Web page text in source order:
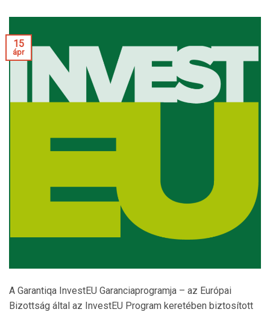
15
ápr
A Garantiqa InvestEU Garanciaprogramja – az Európai
Bizottság által az InvestEU Program keretében biztosított